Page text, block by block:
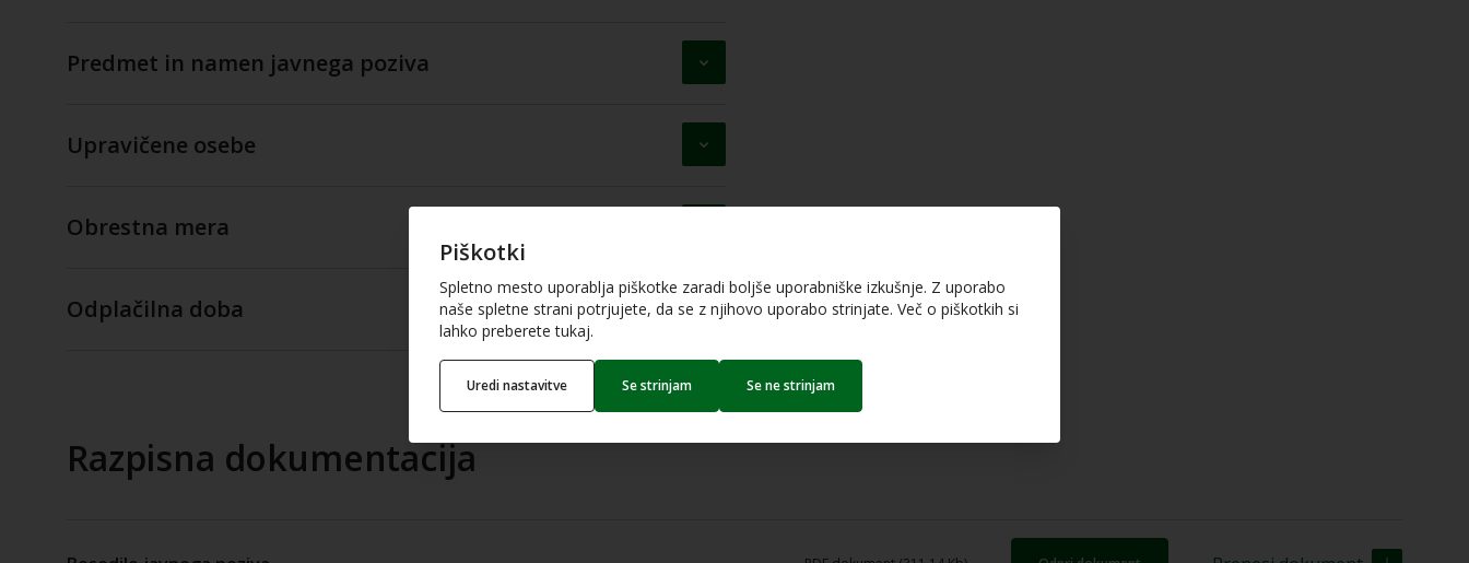
Predmet in namen javnega poziva
Upravičene osebe
Obrestna mera
Odplačilna doba
Razpisna dokumentacija
Piškotki
Spletno mesto uporablja piškotke zaradi boljše uporabniške izkušnje. Z uporabo
naše spletne strani potrjujete, da se z njihovo uporabo strinjate. Več o piškotkih si
lahko preberete tukaj.
Uredi nastavitve Se strinjam Se ne strinjam